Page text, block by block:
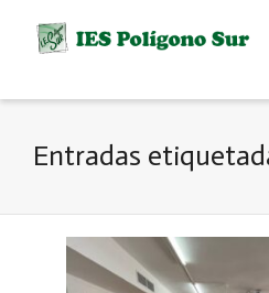
Entradas